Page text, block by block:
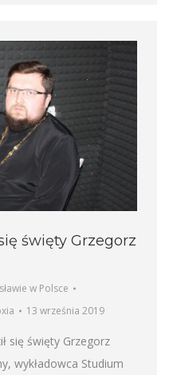
święty Grzegorz
w Polsce
13 września 2019
się święty Grzegorz
wykładowca Studium